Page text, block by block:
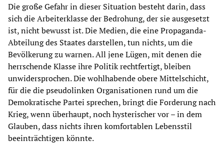
Die große Gefahr in dieser Situation besteht darin, dass
sich die Arbeiterklasse der Bedrohung, der sie ausgesetzt
ist, nicht bewusst ist. Die Medien, die eine Propaganda-
Abteilung des Staates darstellen, tun nichts, um die
Bevölkerung zu warnen. All jene Lügen, mit denen die
herrschende Klasse ihre Politik rechtfertigt, bleiben
unwidersprochen. Die wohlhabende obere Mittelschicht,
für die die pseudolinken Organisationen rund um die
Demokratische Partei sprechen, bringt die Forderung nach
Krieg, wenn überhaupt, noch hysterischer vor – in dem
Glauben, dass nichts ihren komfortablen Lebensstil
beeinträchtigen könnte.